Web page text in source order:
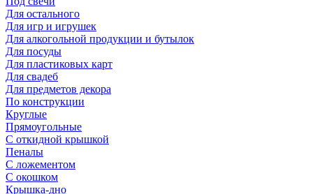
Для остального
Для игр и игрушек
Для алкогольной продукции и бутылок
Для посуды
Для пластиковых карт
Для свадеб
Для предметов декора
По конструкции
Круглые
Прямоугольные
С откидной крышкой
Пеналы
С ложементом
С окошком
Крышка-дно